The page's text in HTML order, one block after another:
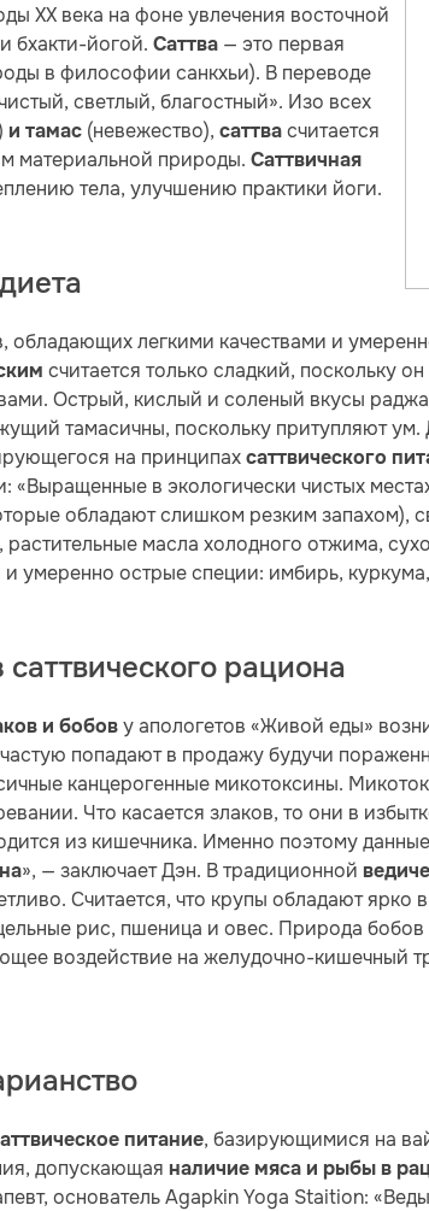
XX века на фоне увлечения восточной
бхакти-йогой. Саттва — это первая
в философии санкхьи). В переводе
светлый, благостный». Изо всех
и тамас (невежество), саттва считается
материальной природы. Саттвичная
тела, улучшению практики йоги.
обладающих легкими качествами и
считается только сладкий, поскольку
Острый, кислый и соленый вкусы
тамасичны, поскольку притупляют
на принципах саттвического
«Выращенные в экологически чистых
обладают слишком резким запахом),
масла холодного отжима,
умеренно острые специи: имбирь,
рациона
и бобов у апологетов «Живой еды»
попадают в продажу будучи
канцерогенные микотоксины.
Что касается злаков, то они в
из кишечника. Именно поэтому
», — заключает Дэн. В традиционной
Считается, что крупы обладают
рис, пшеница и овес. Природа бобов
воздействие на желудочно-кишечный
питание, базирующимися на
допускающая наличие мяса и рыбы в
основатель Agapkin Yoga Staition: